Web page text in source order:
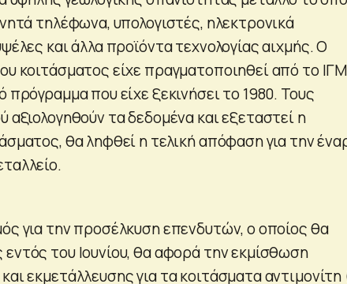
τηλέφωνα, υπολογιστές, ηλεκτρονικά
και άλλα προϊόντα τεχνολογίας αιχμής. Ο
κοιτάσματος είχε πραγματοποιηθεί από το
πρόγραμμα που είχε ξεκινήσει το 1980. Τους
τα δεδομένα και εξεταστεί η
θα ληφθεί η τελική απόφαση για την
για την προσέλκυση επενδυτών, ο οποίος θα
του Ιουνίου, θα αφορά την εκμίσθωση
εκμετάλλευσης για τα κοιτάσματα αντιμονίτη